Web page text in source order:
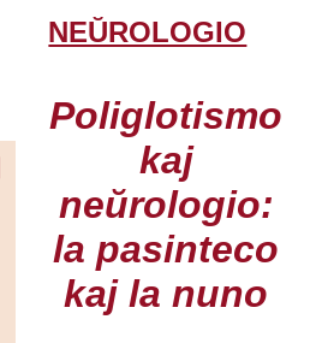
NEŬROLOGIO
Poliglotismo
kaj
neŭrologio:
la pasinteco
kaj la nuno